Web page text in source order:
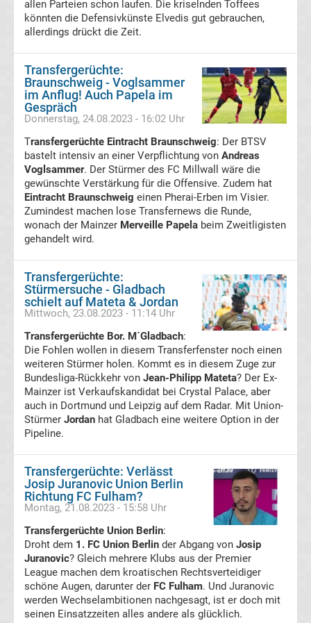
England
Italien
Spanien
Basketball
Basketball
Bundesliga
NBA
Boston
Celtics
Handball
Handball
Bundesliga
Handball
international
Boxen
Boxen
allen Parteien schon laufen. Die kriselnden Toffees
könnten die Defensivkünste Elvedis gut gebrauchen,
allerdings drückt die Zeit.
Transfergerüchte:
Braunschweig - Voglsammer
im Anflug! Auch Papela im
Gespräch
Donnerstag, 24.08.2023 - 16:02 Uhr
Transfergerüchte Eintracht Braunschweig: Der BTSV
bastelt intensiv an einer Verpflichtung von Andreas
Voglsammer. Der Stürmer des FC Millwall wäre die
gewünschte Verstärkung für die Offensive. Zudem hat
Eintracht Braunschweig einen Pherai-Erben im Visier.
Zumindest machen lose Transfernews die Runde,
wonach der Mainzer Merveille Papela beim Zweitligisten
gehandelt wird.
Transfergerüchte:
Stürmersuche - Gladbach
schielt auf Mateta & Jordan
Mittwoch, 23.08.2023 - 11:14 Uhr
Transfergerüchte Bor. M´Gladbach:
Die Fohlen wollen in diesem Transferfenster noch einen
weiteren Stürmer holen. Kommt es in diesem Zuge zur
Bundesliga-Rückkehr von Jean-Philipp Mateta? Der Ex-
Mainzer ist Verkaufskandidat bei Crystal Palace, aber
auch in Dortmund und Leipzig auf dem Radar. Mit Union-
Stürmer Jordan hat Gladbach eine weitere Option in der
Pipeline.
Transfergerüchte: Verlässt
Josip Juranovic Union Berlin
Richtung FC Fulham?
Montag, 21.08.2023 - 15:58 Uhr
Transfergerüchte Union Berlin:
Droht dem 1. FC Union Berlin der Abgang von Josip
Juranovic? Gleich mehrere Klubs aus der Premier
League machen dem kroatischen Rechtsverteidiger
schöne Augen, darunter der FC Fulham. Und Juranovic
werden Wechselambitionen nachgesagt, ist er doch mit
seinen Einsatzzeiten alles andere als glücklich.